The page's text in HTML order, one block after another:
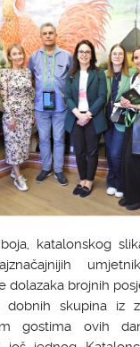
katalonskog
dolazaka brojnih
dobnih skupina iz
gostima ovih